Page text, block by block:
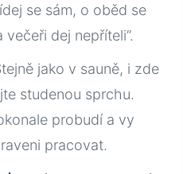
se sám, o oběd se
dej nepříteli”.
jako v sauně, i zde
studenou sprchu.
probudí a vy
pracovat.